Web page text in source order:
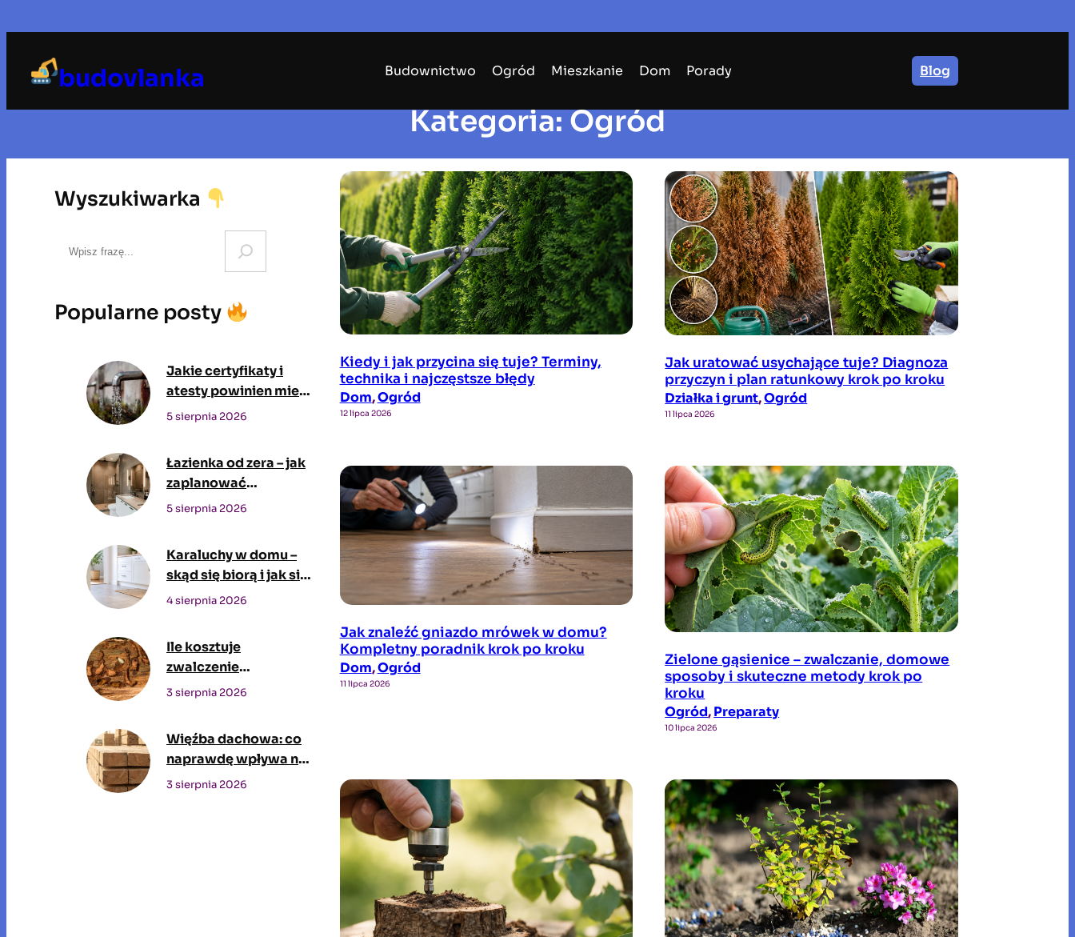
do
budovlanka Budownictwo Ogród Mieszkanie Dom Porady Blog
Kategoria:Ogród
Wyszukiwarka
r
c
Popularne posty
Jakie certyfikaty i
atesty powinien mieć
zbiornik na wodę
5 sierpnia 2026
Łazienka od zera – jak
zaplanować
przestrzeń, w której
5 sierpnia 2026
Karaluchy w domu –
skąd się biorą i jak się
ich pozbyć?
4 sierpnia 2026
Ile kosztuje
zwalczenie
szkodników drewna
3 sierpnia 2026
Więźba dachowa: co
naprawdę wpływa na
cenę i jak wybrać
3 sierpnia 2026
Kiedy i jak przycina się tuje? Terminy,
technika i najczęstsze błędy
Dom, Ogród
12 lipca 2026
Jak uratować usychające tuje? Diagnoza
przyczyn i plan ratunkowy krok po kroku
Działka i grunt, Ogród
11 lipca 2026
Jak znaleźć gniazdo mrówek w domu?
Kompletny poradnik krok po kroku
Dom, Ogród
11 lipca 2026
Zielone gąsienice – zwalczanie, domowe
sposoby i skuteczne metody krok po
kroku
Ogród, Preparaty
10 lipca 2026